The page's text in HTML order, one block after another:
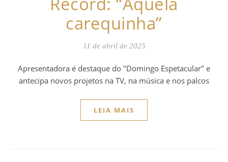
carequinha”
11 de abril de 2025
Apresentadora é destaque do "Domingo Espetacular" e
antecipa novos projetos na TV, na música e nos palcos
LEIA MAIS